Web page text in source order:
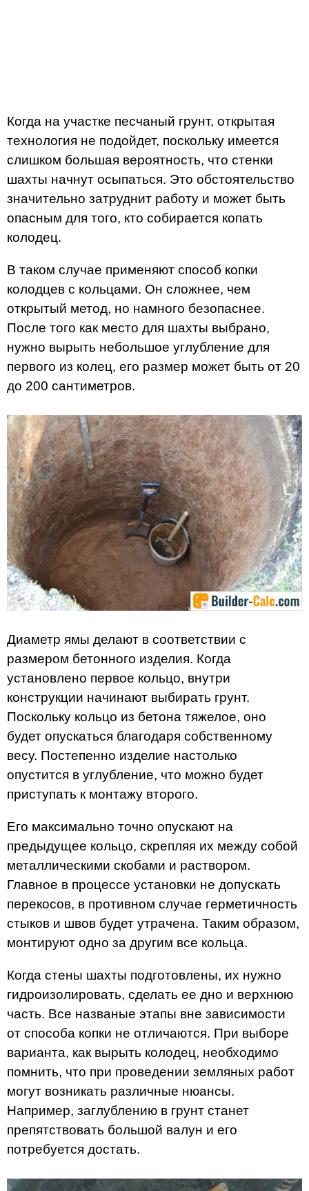
Когда на участке песчаный грунт, открытая
технология не подойдет, поскольку имеется
слишком большая вероятность, что стенки
шахты начнут осыпаться. Это обстоятельство
значительно затруднит работу и может быть
опасным для того, кто собирается копать
колодец.
В таком случае применяют способ копки
колодцев с кольцами. Он сложнее, чем
открытый метод, но намного безопаснее.
После того как место для шахты выбрано,
нужно вырыть небольшое углубление для
первого из колец, его размер может быть от 20
до 200 сантиметров.
Диаметр ямы делают в соответствии с
размером бетонного изделия. Когда
установлено первое кольцо, внутри
конструкции начинают выбирать грунт.
Поскольку кольцо из бетона тяжелое, оно
будет опускаться благодаря собственному
весу. Постепенно изделие настолько
опустится в углубление, что можно будет
приступать к монтажу второго.
Его максимально точно опускают на
предыдущее кольцо, скрепляя их между собой
металлическими скобами и раствором.
Главное в процессе установки не допускать
перекосов, в противном случае герметичность
стыков и швов будет утрачена. Таким образом,
монтируют одно за другим все кольца.
Когда стены шахты подготовлены, их нужно
гидроизолировать, сделать ее дно и верхнюю
часть. Все названые этапы вне зависимости
от способа копки не отличаются. При выборе
варианта, как вырыть колодец, необходимо
помнить, что при проведении земляных работ
могут возникать различные нюансы.
Например, заглублению в грунт станет
препятствовать большой валун и его
потребуется достать.